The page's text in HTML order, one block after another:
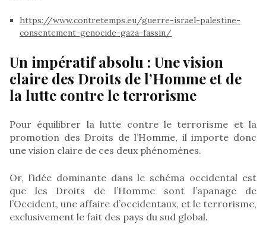
https://www.contretemps.eu/guerre-israel-palestine-
consentement-genocide-gaza-fassin/
Un impératif absolu : Une vision
claire des Droits de l’Homme et de
la lutte contre le terrorisme
Pour équilibrer la lutte contre le terrorisme et la
promotion des Droits de l’Homme, il importe donc
une vision claire de ces deux phénomènes.
Or, l’idée dominante dans le schéma occidental est
que les Droits de l’Homme sont l’apanage de
l’Occident, une affaire d’occidentaux, et le terrorisme,
exclusivement le fait des pays du sud global.